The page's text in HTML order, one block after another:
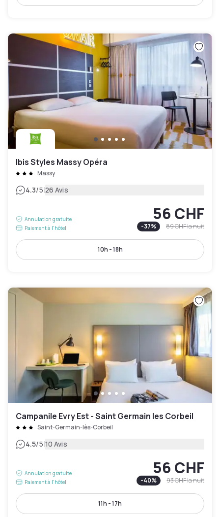
Ibis Styles Massy Opéra
Massy
4.3/5|26 Avis
Annulation gratuite
Paiement à l'hôtel
56 CHF
-37% 89 CHFla nuit
10h - 18h
Campanile Evry Est - Saint Germain les Corbeil
Saint-Germain-lès-Corbeil
4.5/5|10 Avis
Annulation gratuite
Paiement à l'hôtel
56 CHF
-40% 93 CHFla nuit
11h - 17h